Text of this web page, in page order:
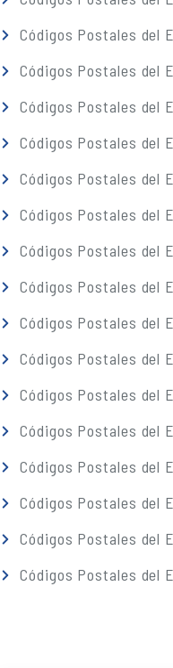
Códigos Postales del
Códigos Postales del
Códigos Postales del
Códigos Postales del
Códigos Postales del
Códigos Postales del
Códigos Postales del
Códigos Postales del
Códigos Postales del
Códigos Postales del
Códigos Postales del
Códigos Postales del
Códigos Postales del
Códigos Postales del
Códigos Postales del
Códigos Postales del